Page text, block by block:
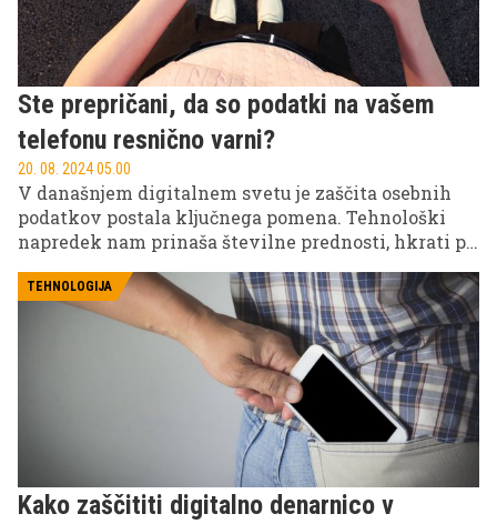
Ste prepričani, da so podatki na vašem
telefonu resnično varni?
20. 08. 2024 05.00
V današnjem digitalnem svetu je zaščita osebnih
podatkov postala ključnega pomena. Tehnološki
napredek nam prinaša številne prednosti, hkrati pa
kraja podatkov. Podjetje Samsung, ki je zavezano k
zaščiti svojih uporabnikov, ponuja vrsto naprednih
funkcij za zagotavljanje varnosti podatkov.
TEHNOLOGIJA
Kako zaščititi digitalno denarnico v